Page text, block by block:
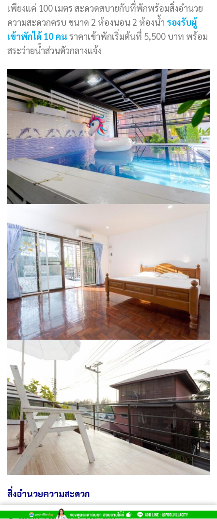
เพียงแค่ 100 เมตร สะดวดสบายกับที่พักพร้อมสิ่งอำนวย
ความสะดวกครบ ขนาด 2 ห้องนอน 2 ห้องน้ำ รองรับผู้
เข้าพักได้ 10 คน ราคาเข้าพักเริ่มต้นที่ 5,500 บาท พร้อม
สระว่ายน้ำส่วนตัวกลางแจ้ง
สิ่งอำนวยความสะดวก